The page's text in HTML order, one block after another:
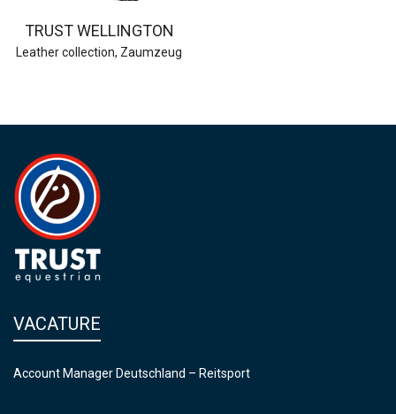
TRUST WELLINGTON
Leather collection, Zaumzeug
VACATURE
Account Manager Deutschland – Reitsport